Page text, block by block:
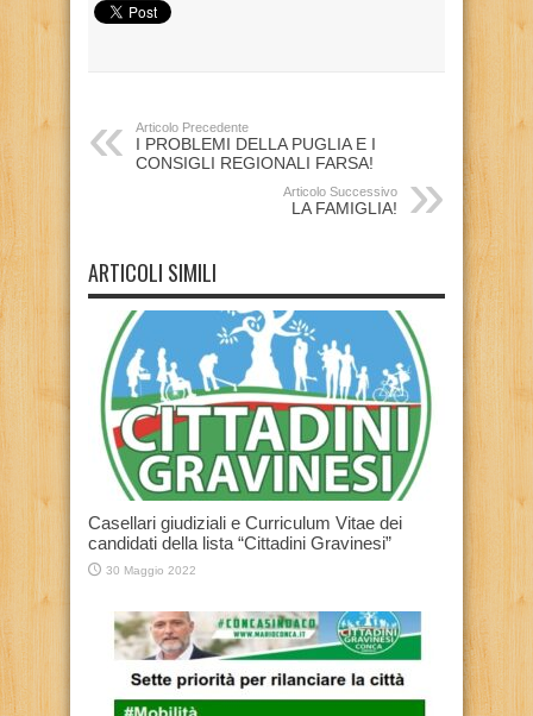
Articolo Precedente
I PROBLEMI DELLA PUGLIA E I
CONSIGLI REGIONALI FARSA!
Articolo Successivo
LA FAMIGLIA!
ARTICOLI SIMILI
Casellari giudiziali e Curriculum Vitae dei
candidati della lista “Cittadini Gravinesi”
30 Maggio 2022